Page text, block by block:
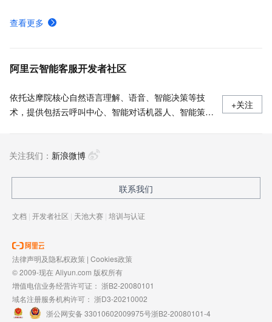
如何配置流程,如何配置API插件
创建并管理通义版机器人-智能对话机器人-阿里云
查看更多
阿里云智能客服开发者社区
依托达摩院核心自然语言理解、语音、智能决策等技
术，提供包括云呼叫中心、智能对话机器人、智能策略
全链路智能服务场景。目前已有千余家国内外大中型企
+关注
关注我们： 新浪微博
联系我们
文档 | 开发者社区 | 天池大赛 | 培训与认证
法律声明及隐私权政策 | Cookies政策
© 2009-现在 Aliyun.com 版权所有
增值电信业务经营许可证： 浙B2-20080101
域名注册服务机构许可： 浙D3-20210002
浙公网安备 33010602009975号浙B2-20080101-4